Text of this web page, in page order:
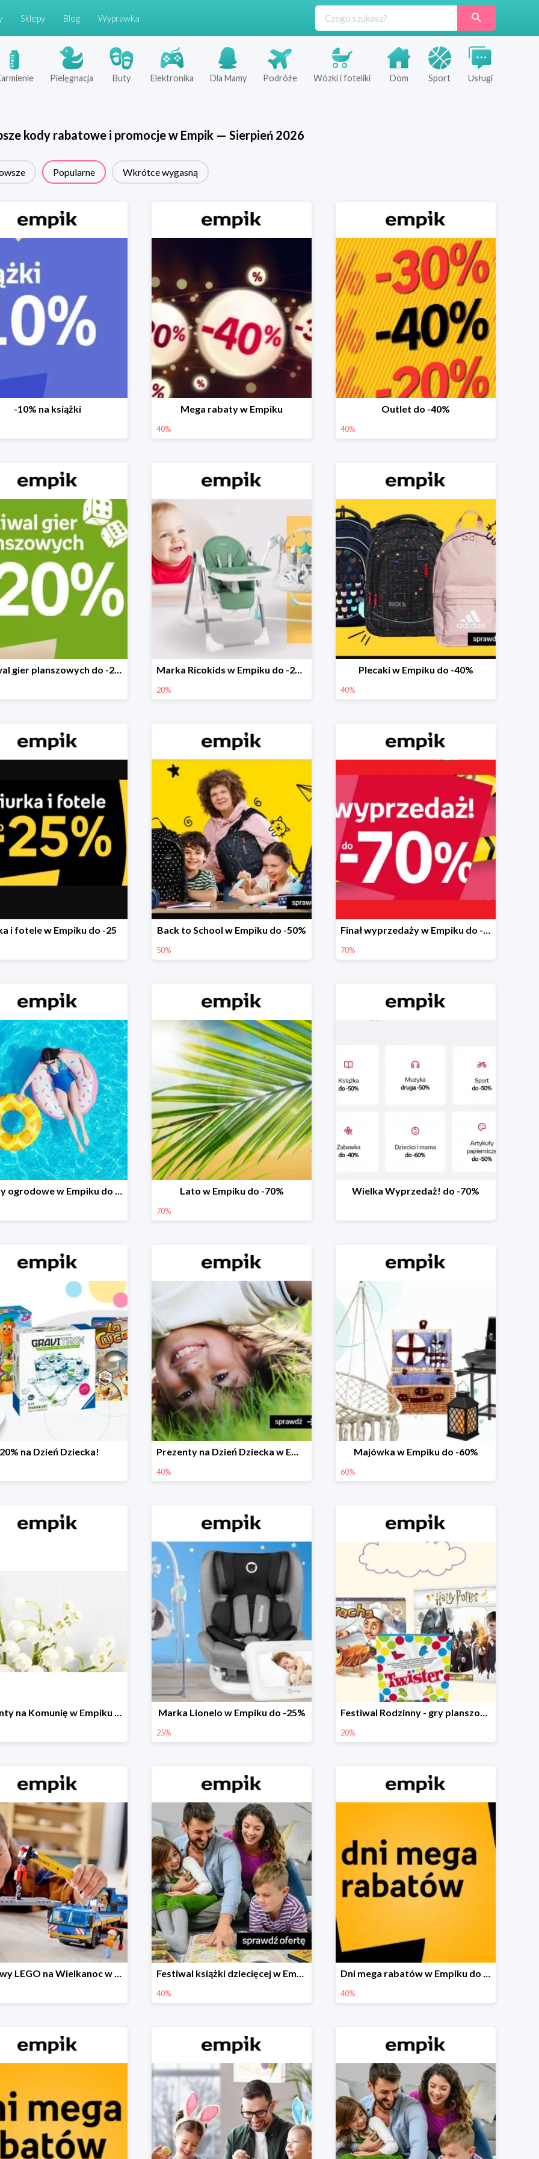
Sklepy Blog Wyprawka
Pielęgnacja Buty Elektronika Dla Mamy Podróże Wózki i foteliki Dom Sport Usługi
kody rabatowe i promocje w Empik — Sierpień 2026
Popularne Wkrótce wygasną
-10% na książki Mega rabaty w Empiku
40%
Outlet do -40%
40%
Festiwal gier planszowych do -20% Marka Ricokids w Empiku do -20%
20%
Plecaki w Empiku do -40%
40%
i fotele w Empiku do -25 Back to School w Empiku do -50%
50%
Finał wyprzedaży w Empiku do -70%
70%
Baseny ogrodowe w Empiku do -25% Lato w Empiku do -70%
70%
Wielka Wyprzedaż! do -70%
na Dzień Dziecka! Prezenty na Dzień Dziecka w Empiku do -40%
40%
Majówka w Empiku do -60%
60%
Prezenty na Komunię w Empiku do -50% Marka Lionelo w Empiku do -25%
25%
Festiwal Rodzinny - gry planszowe w Empiku do -20%
20%
Zestawy LEGO na Wielkanoc w Empiku do -30% Festiwal książki dziecięcej w Empiku do -40%
40%
Dni mega rabatów w Empiku do -40%
40%